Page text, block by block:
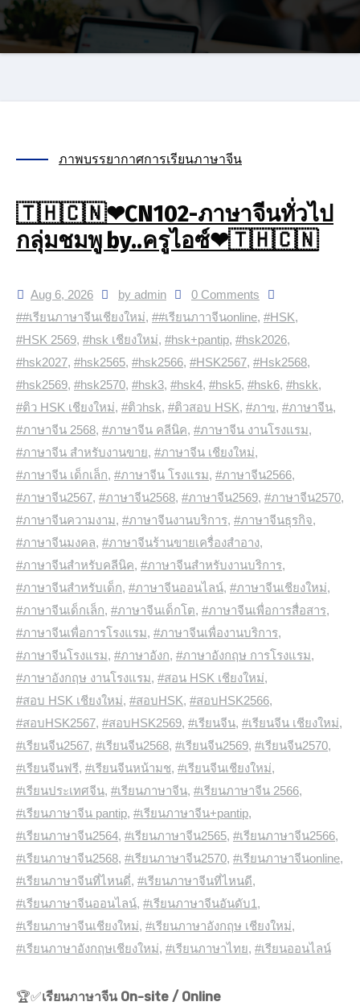
ภาพบรรยากาศการเรียนภาษาจีน
🇹🇭🇨🇳❤CN102-ภาษาจีนทั่วไป
กลุ่มชมพู by..ครูไอซ์❤🇹🇭🇨🇳
Aug 6, 2026 by admin
0 Comments
##เรียนภาษาจีนเชียงใหม่, ##เรียนภาาจีนonline, #HSK,
#HSK 2569, #hsk เชียงใหม่, #hsk+pantip, #hsk2026,
#hsk2027, #hsk2565, #hsk2566, #HSK2567, #Hsk2568,
#hsk2569, #hsk2570, #hsk3, #hsk4, #hsk5, #hsk6, #hskk,
#ติว HSK เชียงใหม่, #ติวhsk, #ติวสอบ HSK, #ภาฃ, #ภาษาจีน,
#ภาษาจีน 2568, #ภาษาจีน คลีนิค, #ภาษาจีน งานโรงแรม,
#ภาษาจีน สำหรับงานขาย, #ภาษาจีน เชียงใหม่,
#ภาษาจีน เด็กเล็ก, #ภาษาจีน โรงแรม, #ภาษาจีน2566,
#ภาษาจีน2567, #ภาษาจีน2568, #ภาษาจีน2569, #ภาษาจีน2570,
#ภาษาจีนความงาม, #ภาษาจีนงานบริการ, #ภาษาจีนธุรกิจ,
#ภาษาจีนมงคล, #ภาษาจีนร้านขายเครื่องสำอาง,
#ภาษาจีนสำหรับคลีนิค, #ภาษาจีนสำหรับงานบริการ,
#ภาษาจีนสำหรับเด็ก, #ภาษาจีนออนไลน์, #ภาษาจีนเชียงใหม่,
#ภาษาจีนเด็กเล็ก, #ภาษาจีนเด็กโต, #ภาษาจีนเพื่อการสื่อสาร,
#ภาษาจีนเพื่อการโรงแรม, #ภาษาจีนเพื่องานบริการ,
#ภาษาจีนโรงแรม, #ภาษาอังก, #ภาษาอังกฤษ การโรงแรม,
#ภาษาอังกฤษ งานโรงแรม, #สอน HSK เชียงใหม่,
#สอบ HSK เชียงใหม่, #สอบHSK, #สอบHSK2566,
#สอบHSK2567, #สอบHSK2569, #เรียนจีน, #เรียนจีน เชียงใหม่,
#เรียนจีน2567, #เรียนจีน2568, #เรียนจีน2569, #เรียนจีน2570,
#เรียนจีนฟรี, #เรียนจีนหน้ามช, #เรียนจีนเชียงใหม่,
#เรียนประเทศจีน, #เรียนภาษาจีน, #เรียนภาษาจีน 2566,
#เรียนภาษาจีน pantip, #เรียนภาษาจีน+pantip,
#เรียนภาษาจีน2564, #เรียนภาษาจีน2565, #เรียนภาษาจีน2566,
#เรียนภาษาจีน2568, #เรียนภาษาจีน2570, #เรียนภาษาจีนonline,
#เรียนภาษาจีนที่ไหนดี่, #เรียนภาษาจีนที่ไหนดี,
#เรียนภาษาจีนออนไลน์, #เรียนภาษาจีนอันดับ1,
#เรียนภาษาจีนเชียงใหม่, #เรียนภาษาอังกฤษ เชียงใหม่,
#เรียนภาษาอังกฤษเชียงใหม่, #เรียนภาษาไทย, #เรียนออนไลน์
🏆✅เรียนภาษาจีน On-site / Online